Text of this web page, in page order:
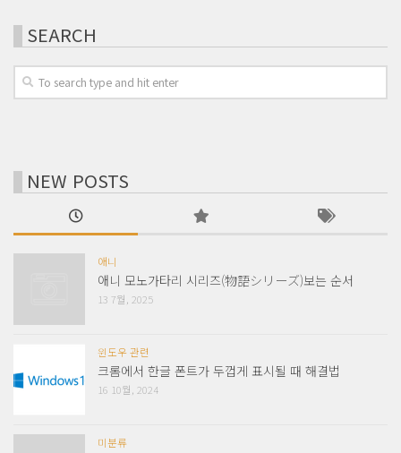
SEARCH
NEW POSTS
애니
애니 모노가타리 시리즈(物語シリーズ)보는 순서
13 7월, 2025
윈도우 관련
크롬에서 한글 폰트가 두껍게 표시될 때 해결법
16 10월, 2024
미분류